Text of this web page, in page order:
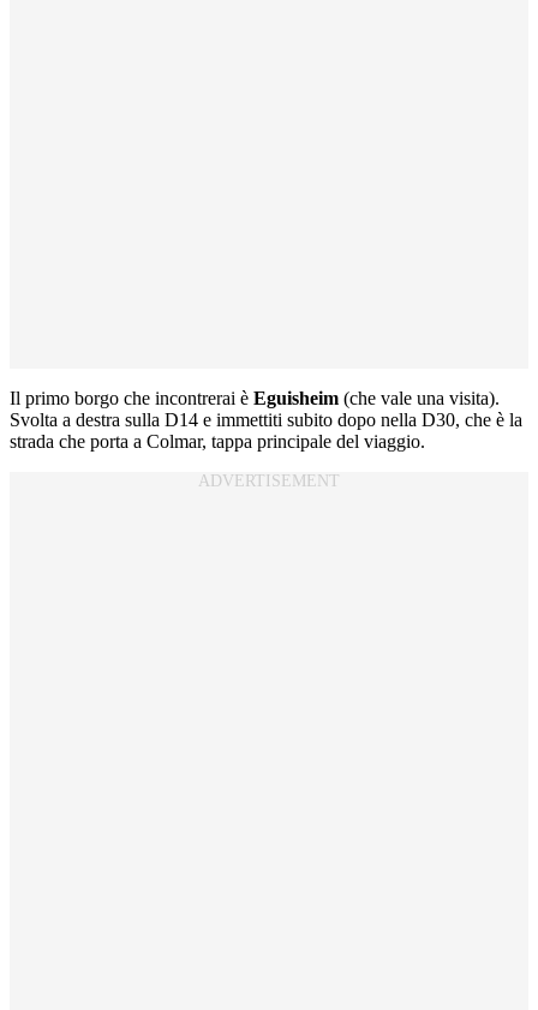
Il primo borgo che incontrerai è Eguisheim (che vale una visita).
Svolta a destra sulla D14 e immettiti subito dopo nella D30, che è la
strada che porta a Colmar, tappa principale del viaggio.